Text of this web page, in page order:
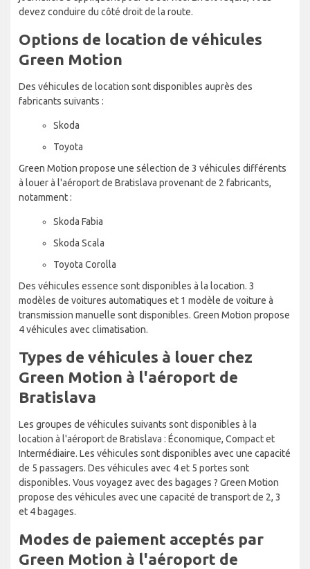
devez conduire du côté droit de la route.
Options de location de véhicules
Green Motion
Des véhicules de location sont disponibles auprès des
fabricants suivants :
Skoda
Toyota
Green Motion propose une sélection de 3 véhicules différents
à louer à l'aéroport de Bratislava provenant de 2 fabricants,
notamment :
Skoda Fabia
Skoda Scala
Toyota Corolla
Des véhicules essence sont disponibles à la location. 3
modèles de voitures automatiques et 1 modèle de voiture à
transmission manuelle sont disponibles. Green Motion propose
4 véhicules avec climatisation.
Types de véhicules à louer chez
Green Motion à l'aéroport de
Bratislava
Les groupes de véhicules suivants sont disponibles à la
location à l'aéroport de Bratislava : Économique, Compact et
Intermédiaire. Les véhicules sont disponibles avec une capacité
de 5 passagers. Des véhicules avec 4 et 5 portes sont
disponibles. Vous voyagez avec des bagages ? Green Motion
propose des véhicules avec une capacité de transport de 2, 3
et 4 bagages.
Modes de paiement acceptés par
Green Motion à l'aéroport de